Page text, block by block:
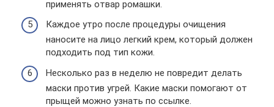
применять отвар ромашки.
Каждое утро после процедуры очищения
наносите на лицо легкий крем, который должен
подходить под тип кожи.
Несколько раз в неделю не повредит делать
маски против угрей. Какие маски помогают от
прыщей можно узнать по ссылке.